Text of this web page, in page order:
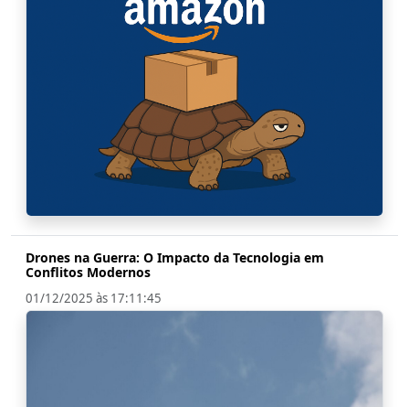
Drones na Guerra: O Impacto da Tecnologia em
Conflitos Modernos
01/12/2025 às 17:11:45